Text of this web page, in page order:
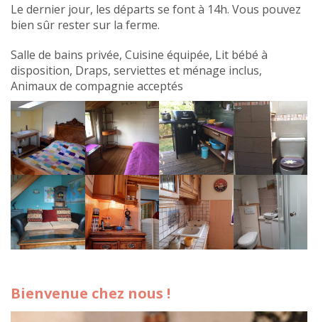
Le dernier jour, les départs se font à 14h. Vous pouvez
bien sûr rester sur la ferme.
Salle de bains privée, Cuisine équipée, Lit bébé à
disposition, Draps, serviettes et ménage inclus,
Animaux de compagnie acceptés
Bienvenue chez nous !